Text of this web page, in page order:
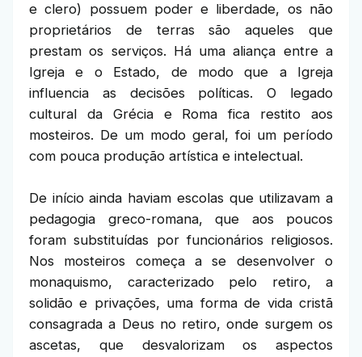
e clero) possuem poder e liberdade, os não
proprietários de terras são aqueles que
prestam os serviços. Há uma aliança entre a
Igreja e o Estado, de modo que a Igreja
influencia as decisões políticas. O legado
cultural da Grécia e Roma fica restito aos
mosteiros. De um modo geral, foi um período
com pouca produção artística e intelectual.
De início ainda haviam escolas que utilizavam a
pedagogia greco-romana, que aos poucos
foram substituídas por funcionários religiosos.
Nos mosteiros começa a se desenvolver o
monaquismo, caracterizado pelo retiro, a
solidão e privações, uma forma de vida cristã
consagrada a Deus no retiro, onde surgem os
ascetas, que desvalorizam os aspectos